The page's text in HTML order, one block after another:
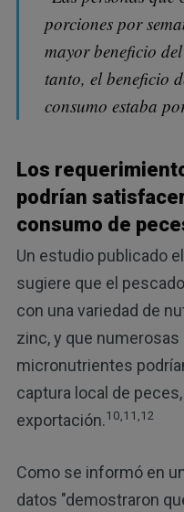
porciones por
mayor beneficio
tanto, el beneficio
consumo estaba
Los
podrían
consumo de
Un estudio publicado
sugiere que el
con una variedad de
zinc, y que
micronutrientes
captura local de
exportación.10,11,12
Como se informó en
datos "demostraron